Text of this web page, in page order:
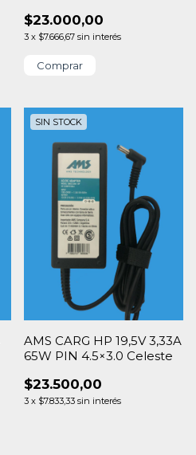
$23.000,00
3 x $7.666,67 sin interés
SIN STOCK
AMS CARG HP 19,5V 3,33A
65W PIN 4.5×3.0 Celeste
$23.500,00
3 x $7.833,33 sin interés